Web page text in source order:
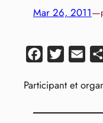
Mar 26, 2011—
Facebook
Twitter Email
Participant et